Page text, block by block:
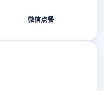
微信点餐